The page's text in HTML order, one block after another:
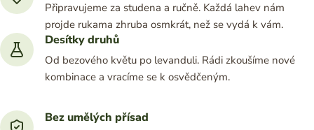
Připravujeme za studena a ručně. Každá lahev nám
projde rukama zhruba osmkrát, než se vydá k vám.
Desítky druhů
Od bezového květu po levanduli. Rádi zkoušíme nové
kombinace a vracíme se k osvědčeným.
Bez umělých přísad